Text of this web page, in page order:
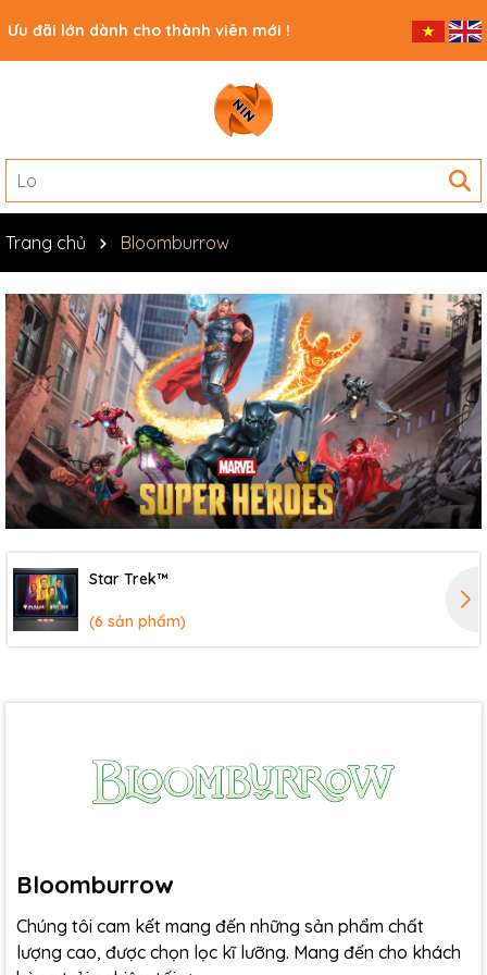
Ưu đãi lớn dành cho thành viên mới !
Trang chủ Bloomburrow
Star Trek™
(6 sản phẩm)
Bloomburrow
Chúng tôi cam kết mang đến những sản phẩm chất
lượng cao, được chọn lọc kĩ lưỡng. Mang đến cho khách